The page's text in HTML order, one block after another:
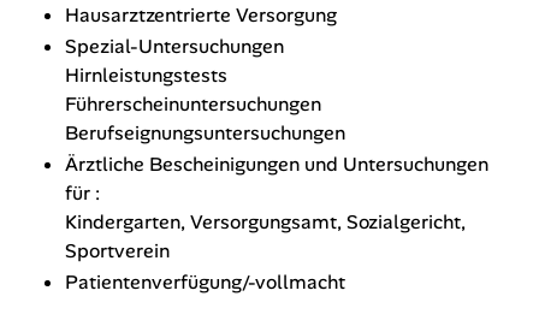
Hausarztzentrierte Versorgung
Spezial-Untersuchungen
Hirnleistungstests
Führerscheinuntersuchungen
Berufseignungsuntersuchungen
Ärztliche Bescheinigungen und Untersuchungen
für :
Kindergarten, Versorgungsamt, Sozialgericht,
Sportverein
Patientenverfügung/-vollmacht